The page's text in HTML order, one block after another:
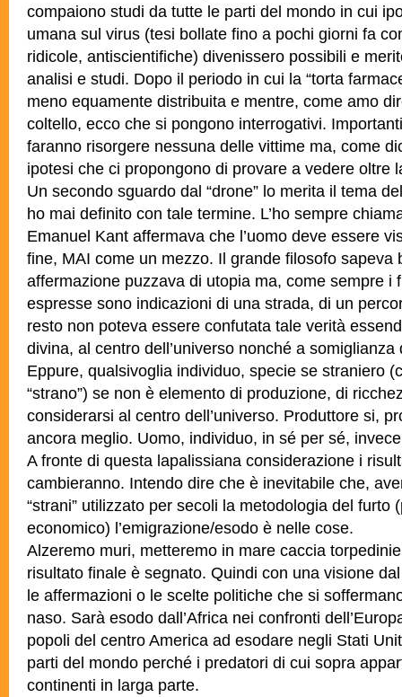
compaiono studi da tutte le parti del mondo in cui
umana sul virus (tesi bollate fino a pochi giorni fa
ridicole, antiscientifiche) divenissero possibili e
analisi e studi. Dopo il periodo in cui la “torta
meno equamente distribuita e mentre, come amo
coltello, ecco che si pongono interrogativi.
faranno risorgere nessuna delle vittime ma, come
ipotesi che ci propongono di provare a vedere oltre
Un secondo sguardo dal “drone” lo merita il tema
ho mai definito con tale termine. L’ho sempre
Emanuel Kant affermava che l’uomo deve essere
fine, MAI come un mezzo. Il grande filosofo sapeva
affermazione puzzava di utopia ma, come sempre i
espresse sono indicazioni di una strada, di un
resto non poteva essere confutata tale verità
divina, al centro dell’universo nonché a somiglianza
Eppure, qualsivoglia individuo, specie se straniero
“strano”) se non è elemento di produzione, di
considerarsi al centro dell’universo. Produttore si,
ancora meglio. Uomo, individuo, in sé per sé,
A fronte di questa lapalissiana considerazione i
cambieranno. Intendo dire che è inevitabile che,
“strani” utilizzato per secoli la metodologia del furto
economico) l’emigrazione/esodo è nelle cose.
Alzeremo muri, metteremo in mare caccia
risultato finale è segnato. Quindi con una visione
le affermazioni o le scelte politiche che si
naso. Sarà esodo dall’Africa nei confronti
popoli del centro America ad esodare negli Stati
parti del mondo perché i predatori di cui sopra
continenti in larga parte.